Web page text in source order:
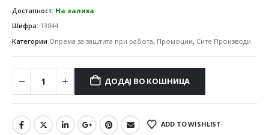
Достапност: На залиха
Шифра: 13844
Категории Опрема за заштита при работа, Промоции, Сите Производи
ДОДАЈ ВО КОШНИЦА
ADD TO WISHLIST